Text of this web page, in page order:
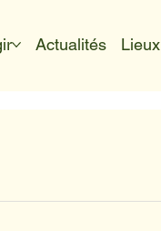
Actualités Lieux